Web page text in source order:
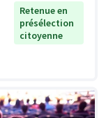
Retenue en
présélection
citoyenne